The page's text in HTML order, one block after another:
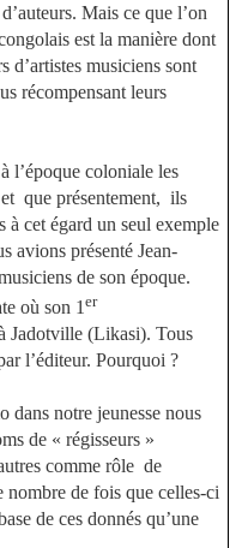
Mais ce que l’on
est la manière dont
d’artistes musiciens sont
récompensant leurs
l’époque coloniale les
que présentement, ils
à cet égard un seul exemple
avions présenté Jean-
de son époque.
où son 1 er
Jadotville (Likasi). Tous
l’éditeur. Pourquoi ?
dans notre jeunesse nous
de « régisseurs »
comme rôle de
nombre de fois que celles-ci
de ces donnés qu’une